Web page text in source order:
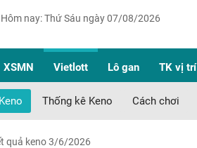
Hôm nay: Thứ Sáu ngày 07/08/2026
XSMN Vietlott Lô gan TK vị trí
Thống kê Keno Cách chơi
quả keno 3/6/2026